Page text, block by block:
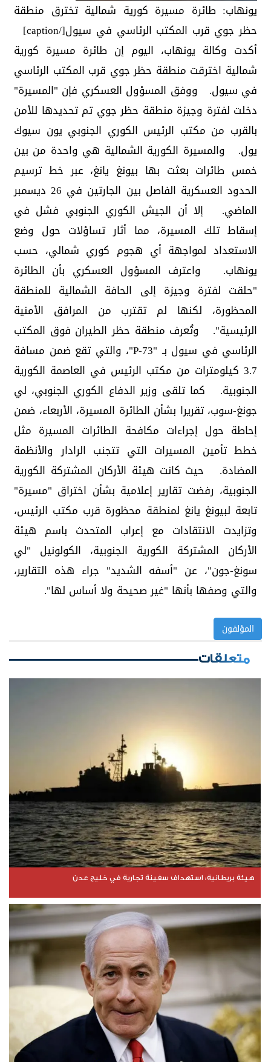
يونهاب: طائرة مسيرة كورية شمالية تخترق منطقة
حظر جوي قرب المكتب الرئاسي في سيول[/caption]
أكدت وكالة يونهاب، اليوم إن طائرة مسيرة كورية
شمالية اخترقت منطقة حظر جوي قرب المكتب الرئاسي
في سيول. ووفق المسؤول العسكري فإن "المسيرة"
دخلت لفترة وجيزة منطقة حظر جوي تم تحديدها للأمن
بالقرب من مكتب الرئيس الكوري الجنوبي يون سيوك
يول. والمسيرة الكورية الشمالية هي واحدة من بين
خمس طائرات بعثت بها بيونغ يانغ، عبر خط ترسيم
الحدود العسكرية الفاصل بين الجارتين في 26 ديسمبر
الماضي. إلا أن الجيش الكوري الجنوبي فشل في
إسقاط تلك المسيرة، مما أثار تساؤلات حول وضع
الاستعداد لمواجهة أي هجوم كوري شمالي، حسب
يونهاب. واعترف المسؤول العسكري بأن الطائرة
"حلقت لفترة وجيزة إلى الحافة الشمالية للمنطقة
المحظورة، لكنها لم تقترب من المرافق الأمنية
الرئيسية". وتُعرف منطقة حظر الطيران فوق المكتب
الرئاسي في سيول بـ "P-73"، والتي تقع ضمن مسافة
3.7 كيلومترات من مكتب الرئيس في العاصمة الكورية
الجنوبية. كما تلقى وزير الدفاع الكوري الجنوبي، لي
جونغ-سوب، تقريرا بشأن الطائرة المسيرة، الأربعاء، ضمن
إحاطة حول إجراءات مكافحة الطائرات المسيرة مثل
خطط تأمين المسيرات التي تتجنب الرادار والأنظمة
المضادة. حيث كانت هيئة الأركان المشتركة الكورية
الجنوبية، رفضت تقارير إعلامية بشأن اختراق "مسيرة"
تابعة لبيونغ يانغ لمنطقة محظورة قرب مكتب الرئيس،
وتزايدت الانتقادات مع إعراب المتحدث باسم هيئة
الأركان المشتركة الكورية الجنوبية، الكولونيل "لي
سونغ-جون"، عن "أسفه الشديد" جراء هذه التقارير،
والتي وصفها بأنها "غير صحيحة ولا أساس لها".
المؤلفون
متعلقات
هيئة بريطانية: استهداف سفينة تجارية في خليج عدن